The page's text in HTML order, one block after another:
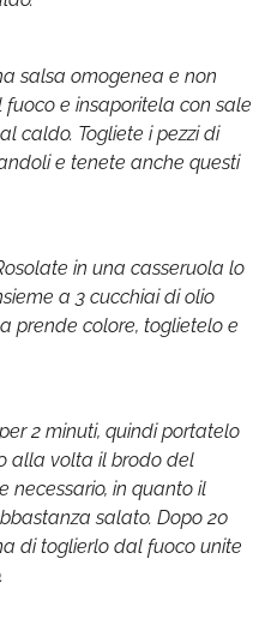
salsa omogenea e non
e insaporitela con sale
caldo. Togliete i pezzi di
e tenete anche questi
in una casseruola lo
a 3 cucchiai di olio
prende colore, toglietelo e
2 minuti, quindi portatelo
alla volta il brodo del
necessario, in quanto il
salato. Dopo 20
di toglierlo dal fuoco unite